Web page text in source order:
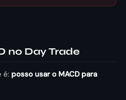
no Day Trade
é: posso usar o MACD para